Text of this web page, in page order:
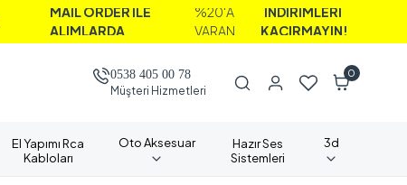
ORDER İLE
%20'A
İNDİRİMLERİ
KAÇIRMAYIN!
0538 405 00 78
Müşteri Hizmetleri
0
El Yapımı Rca
Kabloları
Oto Aksesuar
Hazır Ses
Sistemleri
3d